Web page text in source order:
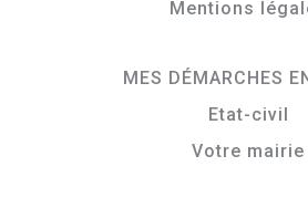
Mentions
MES DÉMARCHES
Etat-civil
Votre mairie